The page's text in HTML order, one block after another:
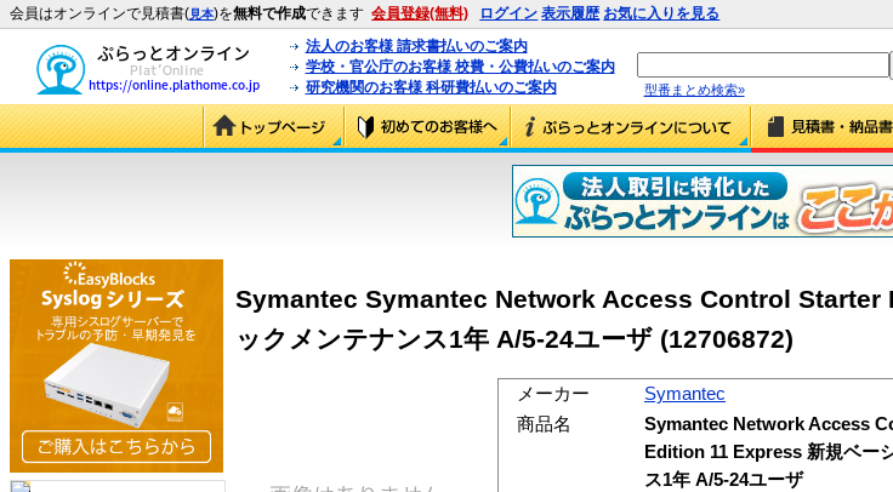
会員はオンラインで見積書(見本)を無料で作成できます 会員登録(無料) ログイン 表示履歴 お気に入りを見る
法人のお客様 請求書払いのご案内
学校・官公庁のお客様 校費・公費払いのご案内
研究機関のお客様 科研費払いのご案内
型番まとめ検索»
Symantec Symantec Network Access Control Starter
ックメンテナンス1年 A/5-24ユーザ (12706872)
メーカー
Symantec
商品名
Symantec Network Access
Edition 11 Express 新規ベー
ス1年 A/5-24ユーザ